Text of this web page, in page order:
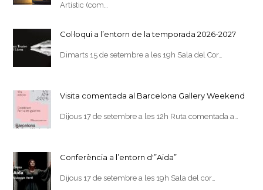
Artístic (com…
Col·loqui a l’entorn de la temporada 2026-2027
Dimarts 15 de setembre a les 19h Sala del Cor…
Visita comentada al Barcelona Gallery Weekend
Dijous 17 de setembre a les 12h Ruta comentada a…
Conferència a l’entorn d'”Aida”
Dijous 17 de setembre a les 19h Sala del cor…